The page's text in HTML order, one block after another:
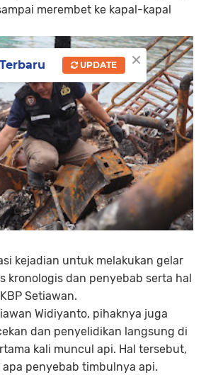
merembet ke kapal-kapal
kejadian untuk melakukan gelar
kronologis dan penyebab serta hal
Setiawan.
Widiyanto, pihaknya juga
dan penyelidikan langsung di
kali muncul api. Hal tersebut,
penyebab timbulnya api.
×
UPDATE